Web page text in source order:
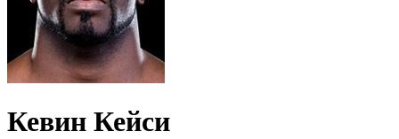
Кевин Кейси